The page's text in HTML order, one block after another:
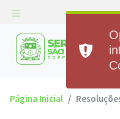
Página Inicial